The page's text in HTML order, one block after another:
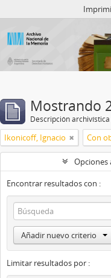
Mostrando
Descripción archivística
Ikonicoff, Ignacio Con
Opciones
Encontrar resultados con :
Añadir nuevo criterio
Limitar resultados por :